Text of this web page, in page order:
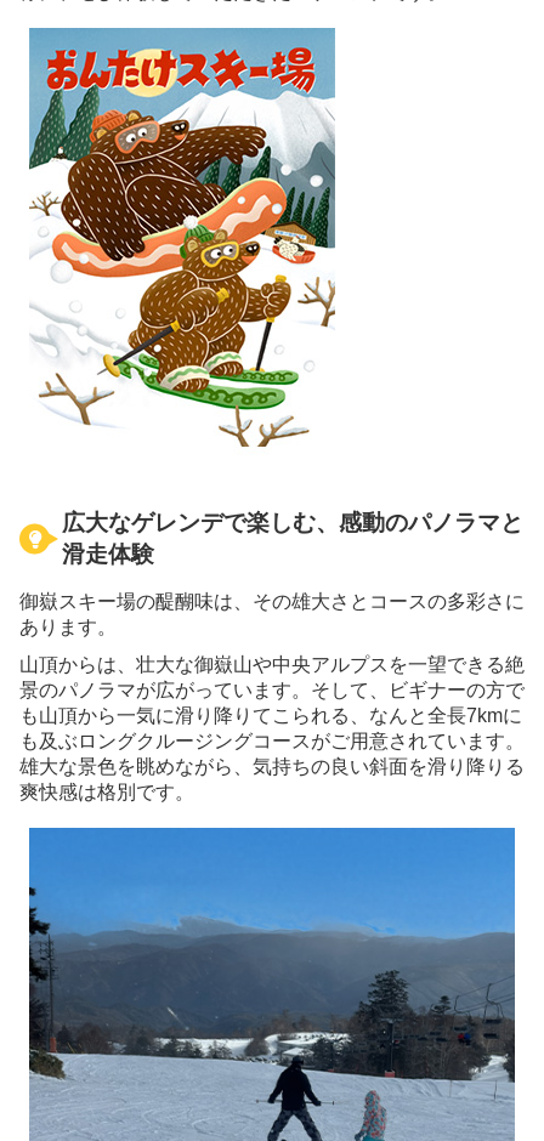
広大なゲレンデで楽しむ、感動のパノラマと
滑走体験
御嶽スキー場の醍醐味は、その雄大さとコースの多彩さに
あります。
山頂からは、壮大な御嶽山や中央アルプスを一望できる絶
景のパノラマが広がっています。そして、ビギナーの方で
も山頂から一気に滑り降りてこられる、なんと全長7kmに
も及ぶロングクルージングコースがご用意されています。
雄大な景色を眺めながら、気持ちの良い斜面を滑り降りる
爽快感は格別です。